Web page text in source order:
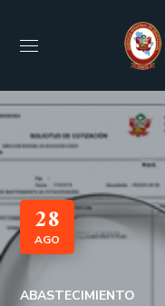
28
AGO
ABASTECIMIENTO